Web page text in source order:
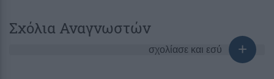
Σχόλια Αναγνωστών
σχολίασε και εσύ